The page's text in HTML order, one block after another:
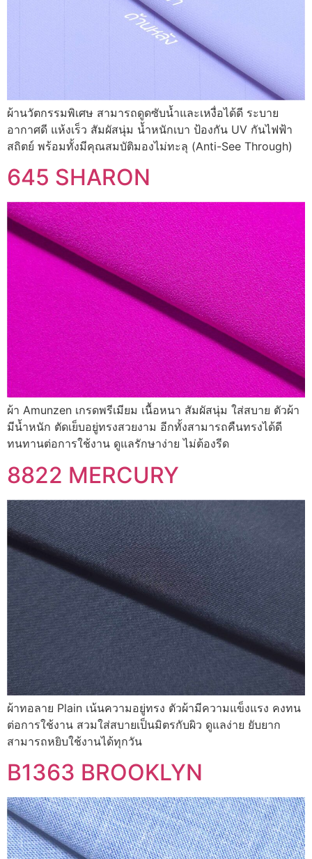
ผ้านวัตกรรมพิเศษ สามารถดูดซับน้ำและเหงื่อได้ดี ระบาย
อากาศดี แห้งเร็ว สัมผัสนุ่ม น้ำหนักเบา ป้องกัน UV กันไฟฟ้า
สถิตย์ พร้อมทั้งมีคุณสมบัติมองไม่ทะลุ (Anti-See Through)
645 SHARON
ผ้า Amunzen เกรดพรีเมียม เนื้อหนา สัมผัสนุ่ม ใส่สบาย ตัวผ้า
มีน้ำหนัก ตัดเย็บอยู่ทรงสวยงาม อีกทั้งสามารถคืนทรงได้ดี
ทนทานต่อการใช้งาน ดูแลรักษาง่าย ไม่ต้องรีด
8822 MERCURY
ผ้าทอลาย Plain เน้นความอยู่ทรง ตัวผ้ามีความแข็งแรง คงทน
ต่อการใช้งาน สวมใส่สบายเป็นมิตรกับผิว ดูแลง่าย ยับยาก
สามารถหยิบใช้งานได้ทุกวัน
B1363 BROOKLYN